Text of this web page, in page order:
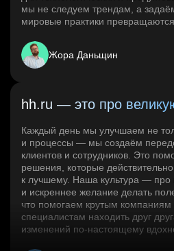
мы не следуем трендам, а
мировые практики
Жора Даньщин
hh.ru — это про
Каждый день мы улучшаем не
и процессы — мы создаём
клиентов и сотрудников. Это
решения, которые
к лучшему. Наша культура — про
и искреннее желание делать
что помогаем крутым компаниям
специалистам находить друг
изменений по‑настоящему